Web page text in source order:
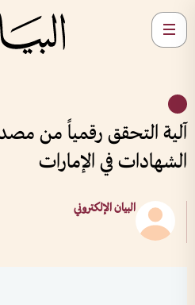
آلية التحقق رقمياً من
الشهادات في الإمارات
البيان الإلكتروني